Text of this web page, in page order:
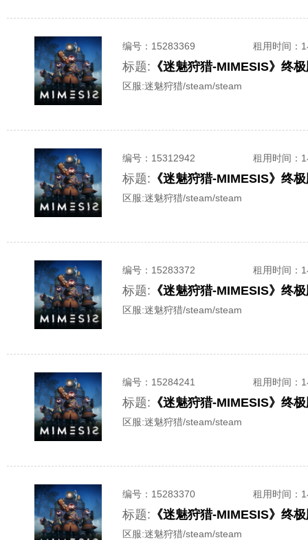
编号： 15283369 租用时间 ：
标题: 《迷魅狩猎-MIMESIS》终
区服:迷魅狩猎/steam/steam
编号： 15312942 租用时间 ：
标题: 《迷魅狩猎-MIMESIS》终
区服:迷魅狩猎/steam/steam
编号： 15283372 租用时间 ：
标题: 《迷魅狩猎-MIMESIS》终
区服:迷魅狩猎/steam/steam
编号： 15284241 租用时间 ：
标题: 《迷魅狩猎-MIMESIS》终
区服:迷魅狩猎/steam/steam
编号： 15283370 租用时间 ：
标题: 《迷魅狩猎-MIMESIS》终
区服:迷魅狩猎/steam/steam